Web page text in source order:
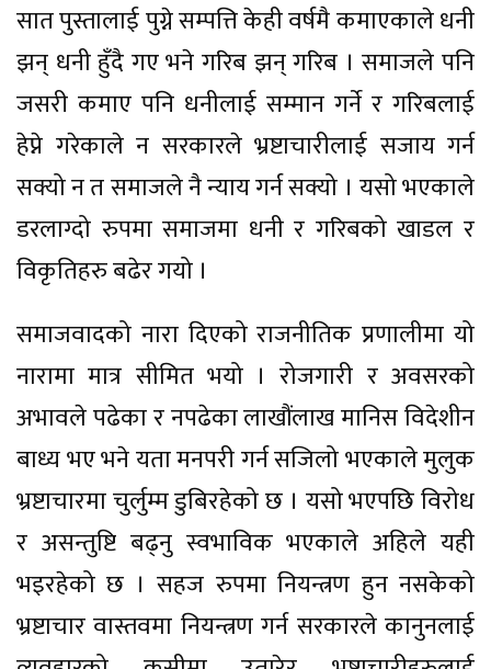
सात पुस्तालाई पुग्ने सम्पत्ति केही वर्षमै कमाएकाले धनी
झन् धनी हुँदै गए भने गरिब झन् गरिब । समाजले पनि
जसरी कमाए पनि धनीलाई सम्मान गर्ने र गरिबलाई
हेप्ने गरेकाले न सरकारले भ्रष्टाचारीलाई सजाय गर्न
सक्यो न त समाजले नै न्याय गर्न सक्यो । यसो भएकाले
डरलाग्दो रुपमा समाजमा धनी र गरिबको खाडल र
विकृतिहरु बढेर गयो ।
समाजवादको नारा दिएको राजनीतिक प्रणालीमा यो
नारामा मात्र सीमित भयो । रोजगारी र अवसरको
अभावले पढेका र नपढेका लाखौंलाख मानिस विदेशीन
बाध्य भए भने यता मनपरी गर्न सजिलो भएकाले मुलुक
भ्रष्टाचारमा चुर्लुम्म डुबिरहेको छ । यसो भएपछि विरोध
र असन्तुष्टि बढ्नु स्वभाविक भएकाले अहिले यही
भइरहेको छ । सहज रुपमा नियन्त्रण हुन नसकेको
भ्रष्टाचार वास्तवमा नियन्त्रण गर्न सरकारले कानुनलाई